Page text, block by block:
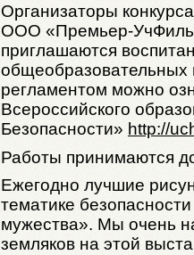
Организаторы
ООО «Премьер-
приглашаются
регламентом можно
Всероссийского
Безопасности» http://
Работы принимаются
Ежегодно лучшие
тематике
мужества». Мы очень
земляков на этой